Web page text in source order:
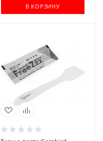
В КОРЗИНУ